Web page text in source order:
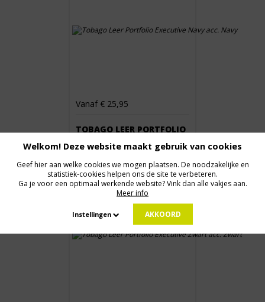
Vanaf € 25,95
TOBAGO LEER PORTFOLIO
NAVY
Welkom! Deze website maakt gebruik van cookies
Geef hier aan welke cookies we mogen plaatsen. De noodzakelijke en
statistiek-cookies helpen ons de site te verbeteren.
Ga je voor een optimaal werkende website? Vink dan alle vakjes aan.
Meer info
Instellingen AKKOORD